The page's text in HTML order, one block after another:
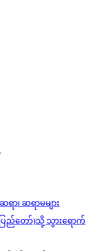
ရာ၊ ဆရာမများ
ည်တော်)သို့ သွားရောက်